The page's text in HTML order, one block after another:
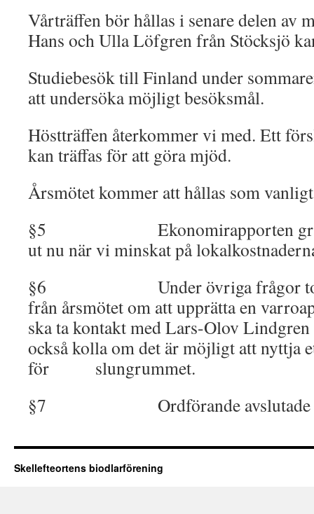
Vårträffen bör hållas i senare delen av
Hans och Ulla Löfgren från Stöcksjö
Studiebesök till Finland under
att undersöka möjligt besöksmål.
Höstträffen återkommer vi med. Ett
kan träffas för att göra mjöd.
Årsmötet kommer att hållas som
§5 Ekonomirapporten
ut nu när vi minskat på
§6 Under övriga frågor tog
från årsmötet om att upprätta en
ska ta kontakt med Lars-Olov
också kolla om det är möjligt att nyttja
för
§7 Ordförande avslutade
Skellefteortens biodlarförening